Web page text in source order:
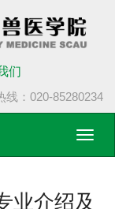
们
线：020-85280234
业介绍及